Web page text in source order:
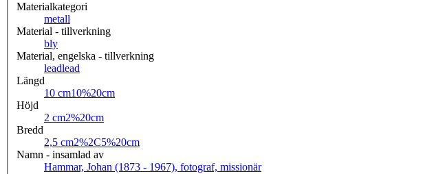
Materialkategori
metall
Material - tillverkning
bly
Material, engelska - tillverkning
leadlead
Längd
10 cm10%20cm
Höjd
2 cm2%20cm
Bredd
2,5 cm2%2C5%20cm
Namn - insamlad av
Hammar, Johan (1873 - 1967), fotograf, missionär